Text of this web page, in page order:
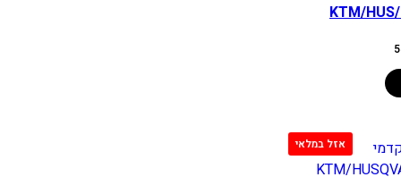
KTM/HUS/
הוא:
550.00 ₪.